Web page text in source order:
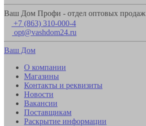
Ваш Дом Профи - отдел оптовых продаж
+7 (863) 310-000-4
opt@vashdom24.ru
Ваш Дом
О компании
Магазины
Контакты и реквизиты
Новости
Вакансии
Поставщикам
Раскрытие информации